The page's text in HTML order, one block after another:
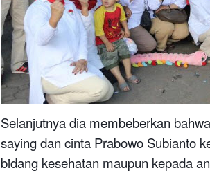
Selanjutnya dia membeberkan
saying dan cinta Prabowo Subianto
bidang kesehatan maupun kepada